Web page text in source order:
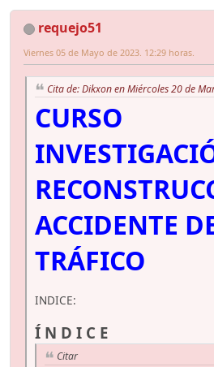
requejo51
Viernes 05 de Mayo de 2023. 12:29 horas.
Cita de: Dikxon en Miércoles 20 de
CURSO
ACCIDENTE
TRÁFICO
INDICE:
Í N D I C E
Citar